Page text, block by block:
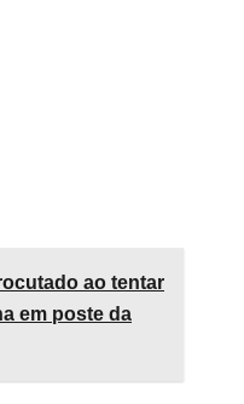
ao tentar
em poste da